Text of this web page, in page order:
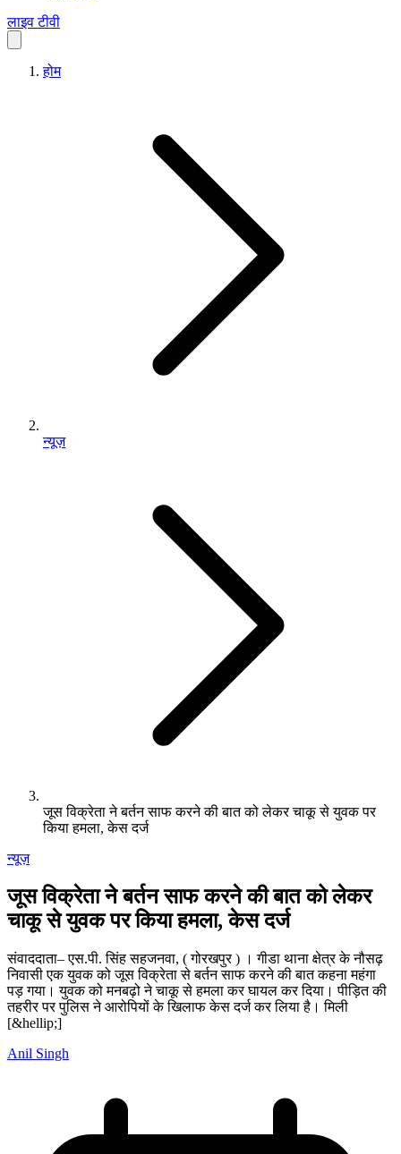
लाइव टीवी
होम
न्यूज़
जूस विक्रेता ने बर्तन साफ करने की बात को लेकर चाकू से युवक पर
किया हमला, केस दर्ज
न्यूज़
जूस विक्रेता ने बर्तन साफ करने की बात को लेकर
चाकू से युवक पर किया हमला, केस दर्ज
संवाददाता– एस.पी. सिंह सहजनवा, ( गोरखपुर ) । गीडा थाना क्षेत्र के नौसढ़
निवासी एक युवक को जूस विक्रेता से बर्तन साफ करने की बात कहना महंगा
पड़ गया। युवक को मनबढ़ो ने चाकू से हमला कर घायल कर दिया। पीड़ित की
तहरीर पर पुलिस ने आरोपियों के खिलाफ केस दर्ज कर लिया है। मिली
[&hellip;]
Anil Singh